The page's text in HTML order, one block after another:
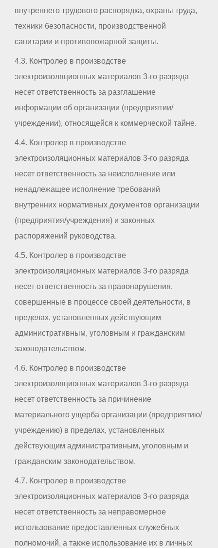
внутреннего трудового распорядка, охраны труда,
техники безопасности, производственной
санитарии и противопожарной защиты.
4.3. Контролер в производстве
электроизоляционных материалов 3-го разряда
несет ответственность за разглашение
информации об организации (предприятии/
учреждении), относящейся к коммерческой тайне.
4.4. Контролер в производстве
электроизоляционных материалов 3-го разряда
несет ответственность за неисполнение или
ненадлежащее исполнение требований
внутренних нормативных документов организации
(предприятия/учреждения) и законных
распоряжений руководства.
4.5. Контролер в производстве
электроизоляционных материалов 3-го разряда
несет ответственность за правонарушения,
совершенные в процессе своей деятельности, в
пределах, установленных действующим
административным, уголовным и гражданским
законодательством.
4.6. Контролер в производстве
электроизоляционных материалов 3-го разряда
несет ответственность за причинение
материального ущерба организации (предприятию/
учреждению) в пределах, установленных
действующим административным, уголовным и
гражданским законодательством.
4.7. Контролер в производстве
электроизоляционных материалов 3-го разряда
несет ответственность за неправомерное
использование предоставленных служебных
полномочий, а также использование их в личных